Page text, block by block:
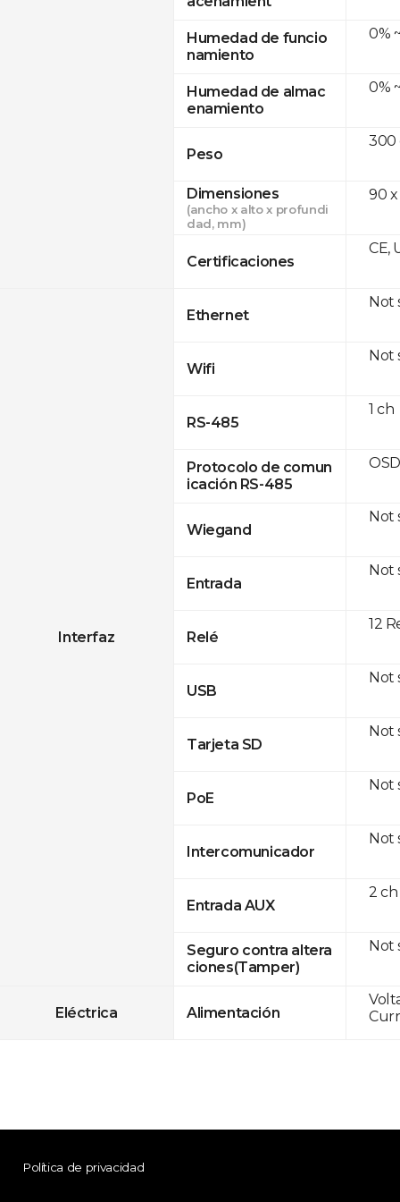
Humedad de funcio
namiento
Humedad de almac
enamiento
Peso
Dimensiones
(ancho x alto x profundi
dad, mm)
Certificaciones
Interfaz
Ethernet
Wifi
RS-485
Protocolo de comun
icación RS-485
Wiegand
Entrada
Relé
USB
Tarjeta SD
PoE
Intercomunicador
Entrada AUX
Seguro contra altera
ciones(Tamper)
Eléctrica Alimentación
0%
0%
300
90 x
CE,
Not
Not
1 ch
Not
Not
12
Not
Not
Not
Not
2
Not
Política de privacidad